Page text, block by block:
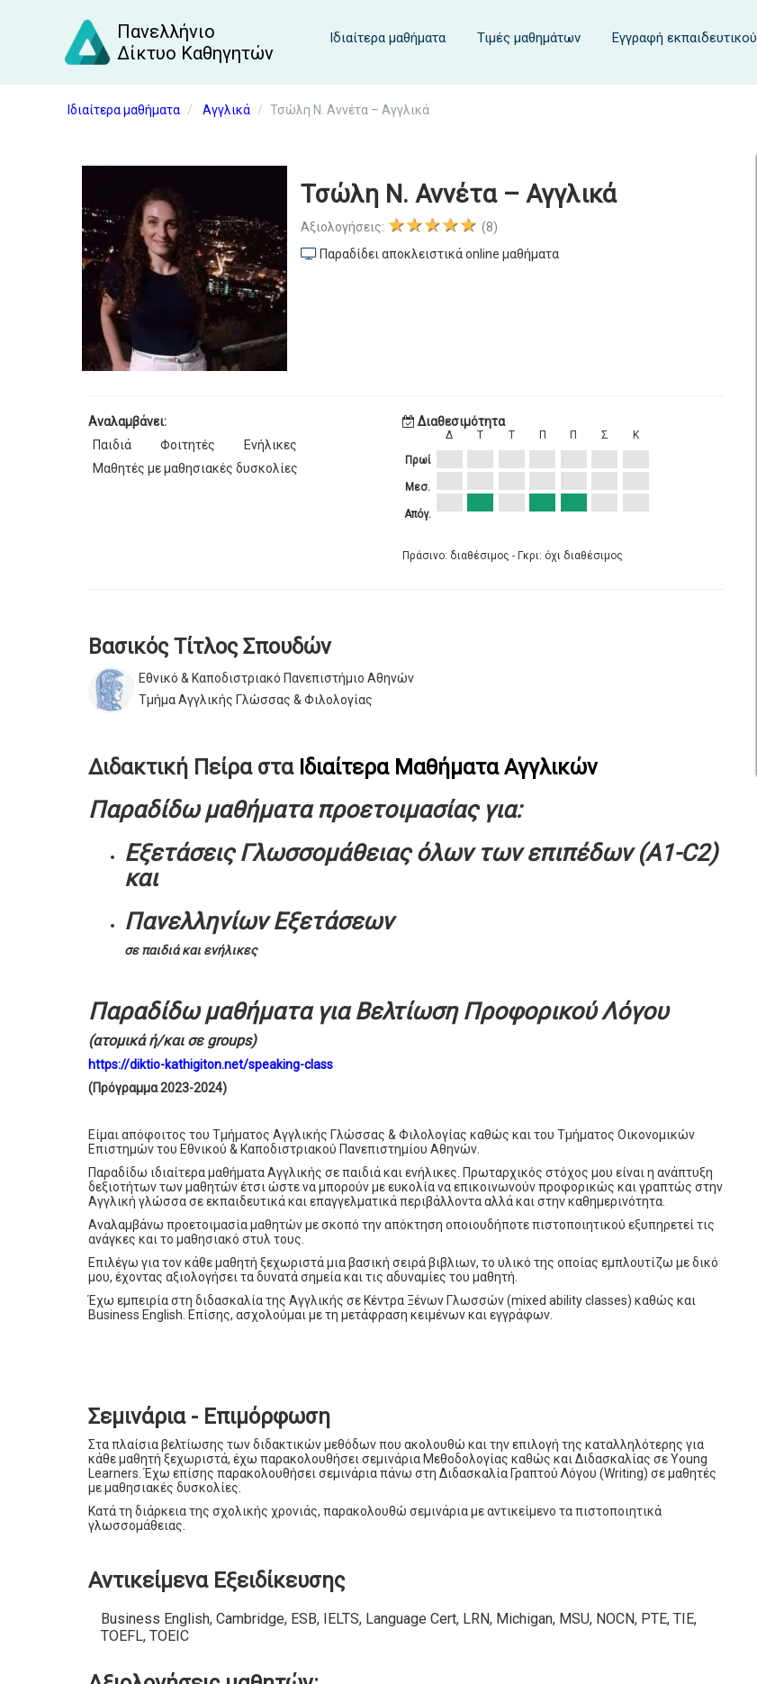
Πανελλήνιο
Δίκτυο Καθηγητών
Ιδιαίτερα μαθήματα Τιμές μαθημάτων Εγγραφή εκπαιδευτικού
Ιδιαίτερα μαθήματα Αγγλικά Τσώλη Ν. Αννέτα – Αγγλικά
Τσώλη Ν. Αννέτα – Αγγλικά
Αξιολογήσεις: ★★★★★ (8)
Παραδίδει αποκλειστικά online μαθήματα
Αναλαμβάνει:
Παιδιά
Φοιτητές
Ενήλικες
Μαθητές με μαθησιακές δυσκολίες
Διαθεσιμότητα
Πρωί
Μεσ.
Απόγ.
Δ Τ Τ Π Π Σ Κ
Πράσινο: διαθέσιμος - Γκρι: όχι διαθέσιμος
Βασικός Τίτλος Σπουδών
Εθνικό & Καποδιστριακό Πανεπιστήμιο Αθηνών
Τμήμα Αγγλικής Γλώσσας & Φιλολογίας
Διδακτική Πείρα στα Ιδιαίτερα Μαθήματα Αγγλικών
Παραδίδω μαθήματα προετοιμασίας για:
Εξετάσεις Γλωσσομάθειας όλων των επιπέδων (A1-C2)
και
Πανελληνίων Εξετάσεων
σε παιδιά και ενήλικες
Παραδίδω μαθήματα για Βελτίωση Προφορικού Λόγου
(ατομικά ή/και σε groups)
https://diktio-kathigiton.net/speaking-class
(Πρόγραμμα 2023-2024)
Είμαι απόφοιτος του Τμήματος Αγγλικής Γλώσσας & Φιλολογίας καθώς και του Τμήματος Οικονομικών
Επιστημών του Εθνικού & Καποδιστριακού Πανεπιστημίου Αθηνών.
Παραδίδω ιδιαίτερα μαθήματα Αγγλικής σε παιδιά και ενήλικες. Πρωταρχικός στόχος μου είναι η ανάπτυξη
δεξιοτήτων των μαθητών έτσι ώστε να μπορούν με ευκολία να επικοινωνούν προφορικώς και γραπτώς στην
Αγγλική γλώσσα σε εκπαιδευτικά και επαγγελματικά περιβάλλοντα αλλά και στην καθημερινότητα.
Αναλαμβάνω προετοιμασία μαθητών με σκοπό την απόκτηση οποιουδήποτε πιστοποιητικού εξυπηρετεί τις
ανάγκες και το μαθησιακό στυλ τους.
Επιλέγω για τον κάθε μαθητή ξεχωριστά μια βασική σειρά βιβλιων, το υλικό της οποίας εμπλουτίζω με δικό
μου, έχοντας αξιολογήσει τα δυνατά σημεία και τις αδυναμίες του μαθητή.
Έχω εμπειρία στη διδασκαλία της Αγγλικής σε Κέντρα Ξένων Γλωσσών (mixed ability classes) καθώς και
Business English. Επίσης, ασχολούμαι με τη μετάφραση κειμένων και εγγράφων.
Σεμινάρια - Επιμόρφωση
Στα πλαίσια βελτίωσης των διδακτικών μεθόδων που ακολουθώ και την επιλογή της καταλληλότερης για
κάθε μαθητή ξεχωριστά, έχω παρακολουθήσει σεμινάρια Μεθοδολογίας καθώς και Διδασκαλίας σε Young
Learners. Έχω επίσης παρακολουθήσει σεμινάρια πάνω στη Διδασκαλία Γραπτού Λόγου (Writing) σε μαθητές
με μαθησιακές δυσκολίες.
Κατά τη διάρκεια της σχολικής χρονιάς, παρακολουθώ σεμινάρια με αντικείμενο τα πιστοποιητικά
γλωσσομάθειας.
Αντικείμενα Εξειδίκευσης
Business English, Cambridge, ESB, IELTS, Language Cert, LRN, Michigan, MSU, NOCN, PTE, TIE,
TOEFL, TOEIC